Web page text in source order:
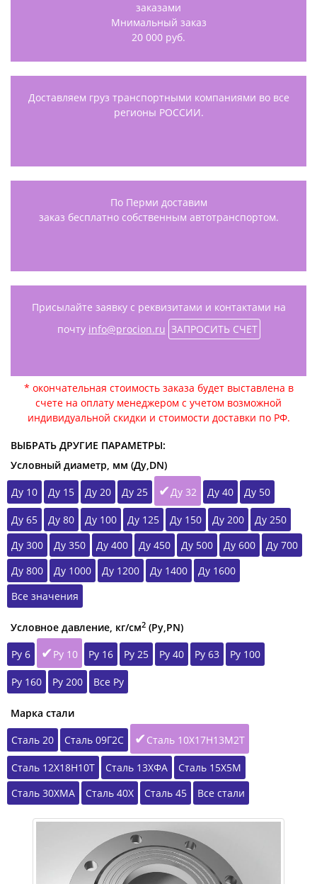
заказами
Мнимальный заказ
20 000 руб.
Доставляем груз транспортными компаниями во все
регионы РОССИИ.
По Перми доставим
заказ бесплатно собственным автотранспортом.
Присылайте заявку с реквизитами и контактами на
почту info@procion.ru ЗАПРОСИТЬ СЧЕТ
* окончательная стоимость заказа будет выставлена в
счете на оплату менеджером с учетом возможной
индивидуальной скидки и стоимости доставки по РФ.
ВЫБРАТЬ ДРУГИЕ ПАРАМЕТРЫ:
Условный диаметр, мм (Ду,DN)
Ду 10
Ду 15 Ду 20 Ду 25 Ду 32 Ду 40 Ду 50
Ду 65 Ду 80 Ду 100 Ду 125 Ду 150 Ду 200
Ду 250
Ду 300
Ду 350 Ду 400 Ду 450 Ду 500 Ду 600
Ду 700
Ду 800
Ду 1000 Ду 1200 Ду 1400
Ду 1600
Все значения
Условное давление, кг/см2 (Ру,РN)
Ру 6
Ру 10 Ру 16 Ру 25 Ру 40 Ру 63 Ру 100
Ру 160 Ру 200 Все Ру
Марка стали
Сталь 20
Сталь 09Г2С Сталь 10Х17Н13М2Т
Сталь 12Х18Н10Т Сталь 13ХФА
Сталь 15Х5М
Сталь 30ХМА
Сталь 40Х Сталь 45 Все стали